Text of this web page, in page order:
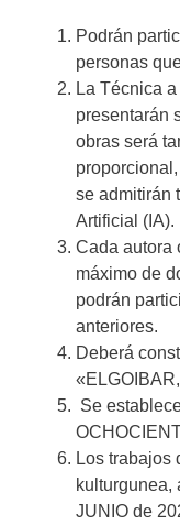
Podrán
personas
La Técnica
presentarán
obras será
se admitirán
Artificial (IA).
Cada autora
máximo de
podrán
anteriores.
Deberá
Se
Los trabajos
kulturgunea,
JUNIO de